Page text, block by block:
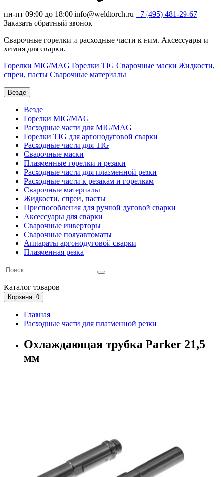
пн-пт 09:00 до 18:00 info@weldtorch.ru +7 (495) 481-29-67
Заказать обратный звонок
Сварочные горелки и расходные части к ним. Аксессуары и
химия для сварки.
Горелки MIG/MAG Горелки TIG Сварочные маски Жидкости,
спреи, пасты Сварочные материалы
Везде
Везде
Горелки MIG/MAG
Расходные части для MIG/MAG
Горелки TIG для аргонодуговой сварки
Расходные части для TIG
Сварочные маски
Плазменные горелки и резаки
Расходные части для плазменной резки
Расходные части к резакам и горелкам
Сварочные материалы
Жидкости, спреи, пасты
Приспособления для ручной дуговой сварки
Аксессуары для сварки
Сварочные инверторы
Сварочные полуавтоматы
Аппараты аргонодуговой сварки
Плазменная резка
Каталог товаров
Корзина: 0
Главная
Расходные части для плазменной резки
Охлаждающая трубка Parker 21,5
мм